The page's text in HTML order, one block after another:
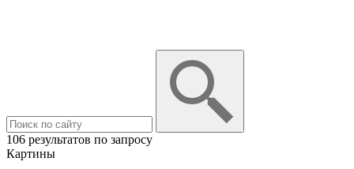
106 результатов по запросу
Картины